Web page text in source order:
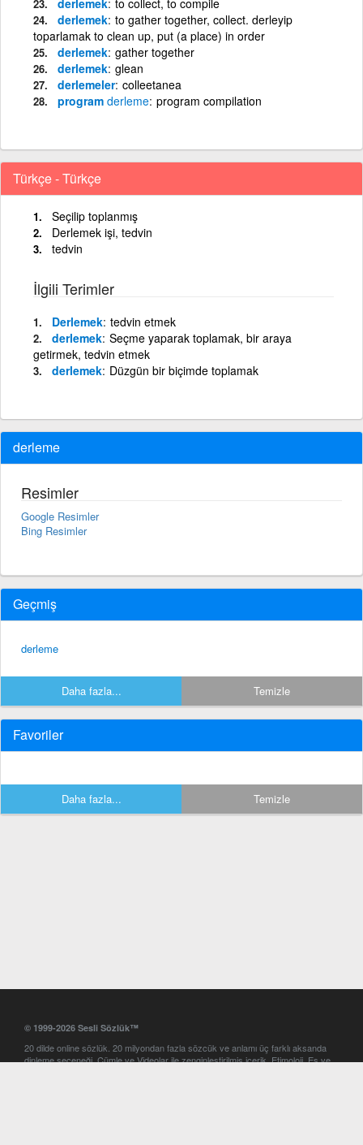
derlemek to gather together, collect. derleyip
toparlamak to clean up, put (a place) in order
derlemek gather together
derlemek glean
derlemeler colleetanea
program derleme program compilation
Türkçe - Türkçe
Seçilip toplanmış
Derlemek işi, tedvin
tedvin
İlgili Terimler
Derlemek tedvin etmek
derlemek Seçme yaparak toplamak, bir araya
getirmek, tedvin etmek
derlemek Düzgün bir biçimde toplamak
derleme
Resimler
Google Resimler
Bing Resimler
Geçmiş
derleme
Daha fazla... Temizle
Favoriler
Daha fazla... Temizle
© 1999-2026 Sesli Sözlük™
20 dilde online sözlük. 20 milyondan fazla sözcük ve anlamı üç farklı aksanda
dinleme seçeneği. Cümle ve Videolar ile zenginleştirilmiş içerik. Etimoloji, Eş ve